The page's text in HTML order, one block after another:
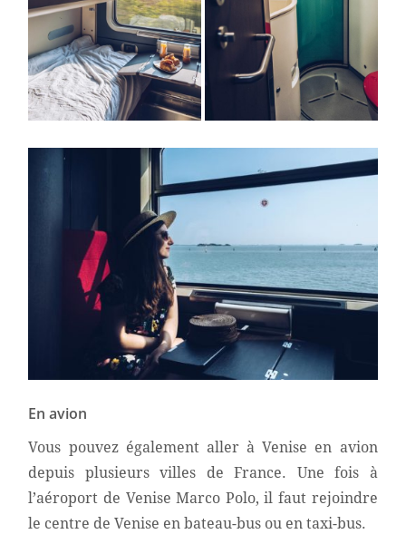
En avion
Vous pouvez également aller à Venise en avion
depuis plusieurs villes de France. Une fois à
l’aéroport de Venise Marco Polo, il faut rejoindre
le centre de Venise en bateau-bus ou en taxi-bus.